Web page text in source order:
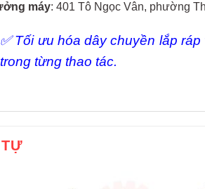
máy: 401 Tô Ngọc Vân, phường
✅ Tối ưu hóa dây chuyền lắp ráp
trong từng thao tác.